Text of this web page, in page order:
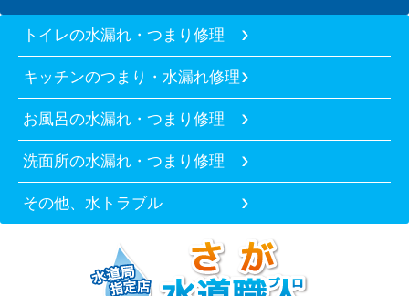
トイレの水漏れ・つまり修理
キッチンのつまり・水漏れ修理
お風呂の水漏れ・つまり修理
洗面所の水漏れ・つまり修理
その他、水トラブル